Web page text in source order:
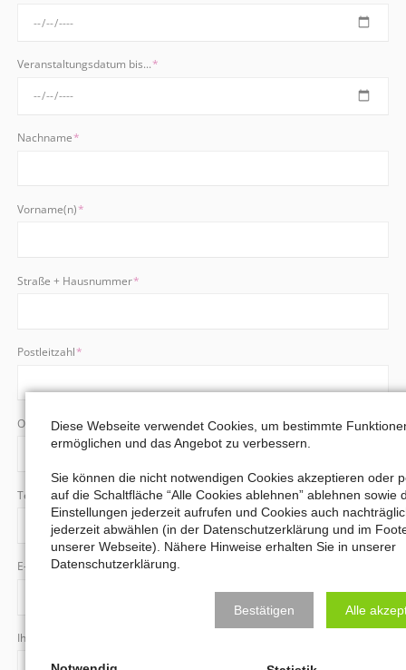
Pflichtfeld
Veranstaltungsdatum bis...*
Pflichtfeld
Nachname*
Pflichtfeld
Vorname(n)*
Pflichtfeld
Straße + Hausnummer*
Pflichtfeld
Postleitzahl*
Pflichtfeld
Ort
Pflichtfeld
Telefonnummer*
Pflichtfeld
E-Mail *
Ihre Nachricht
Diese Webseite verwendet Cookies, um bestimmte
ermöglichen und das Angebot zu verbessern.
Sie können die nicht notwendigen Cookies akzeptieren oder
auf die Schaltfläche “Alle Cookies ablehnen” ablehnen sowie
Einstellungen jederzeit aufrufen und Cookies auch
jederzeit abwählen (in der Datenschutzerklärung und im
unserer Webseite). Nähere Hinweise erhalten Sie in unserer
Datenschutzerklärung.
Bestätigen Alle